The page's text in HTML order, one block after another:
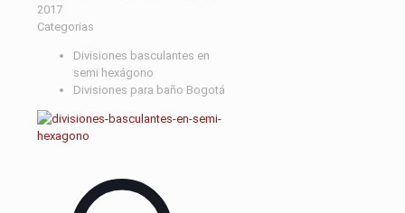
2017
Categorias
Divisiones basculantes en
semi hexágono
Divisiones para baño Bogotá